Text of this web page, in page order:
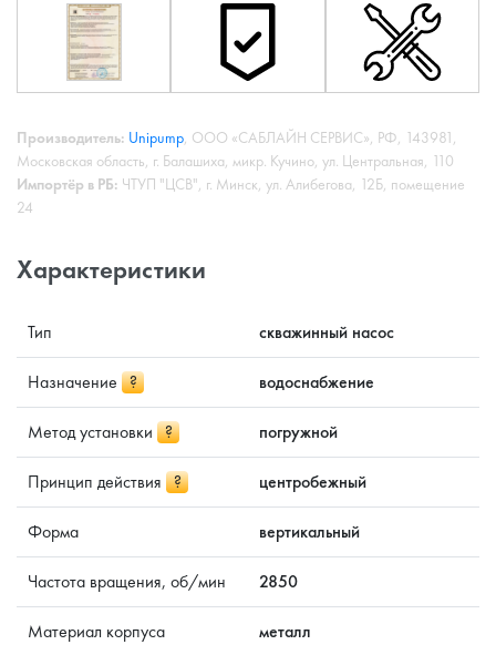
Производитель: Unipump, ООО «САБЛАЙН СЕРВИС», РФ, 143981,
Московская область, г. Балашиха, микр. Кучино, ул. Центральная, 110
Импортёр в РБ: ЧТУП "ЦСВ", г. Минск, ул. Алибегова, 12Б, помещение
24
Характеристики
Тип скважинный насос
Назначение ? водоснабжение
Метод установки ? погружной
Принцип действия ? центробежный
Форма вертикальный
Частота вращения, об/мин 2850
Материал корпуса металл